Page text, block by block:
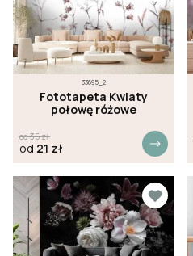
33695_2
Fototapeta Kwiaty
połowę różowe
od35zł
od 21 zł